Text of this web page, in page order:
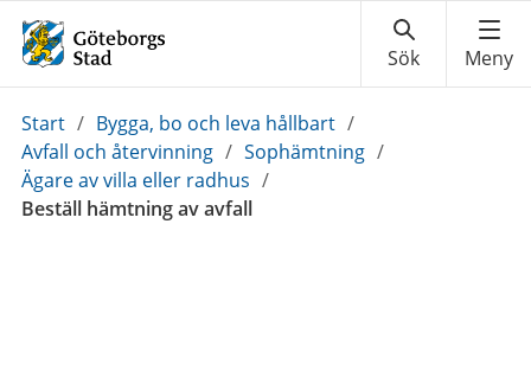
Du
är
här:
Start / Bygga, bo och leva hållbart /
Avfall och återvinning / Sophämtning /
Ägare av villa eller radhus /
Beställ hämtning av avfall